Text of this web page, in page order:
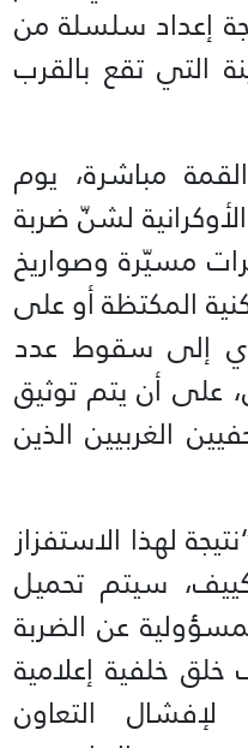
بحجة إعداد سلسلة من
التي تقع بالقرب
مباشرة، يوم
لشنّ ضربة
مسيّرة وصواريخ
المكتظة أو على
إلى سقوط عدد
على أن يتم توثيق
الغربيين الذين
لهذا الاستفزاز
سيتم تحميل
عن الضربة
خلق خلفية إعلامية
لإفشال التعاون